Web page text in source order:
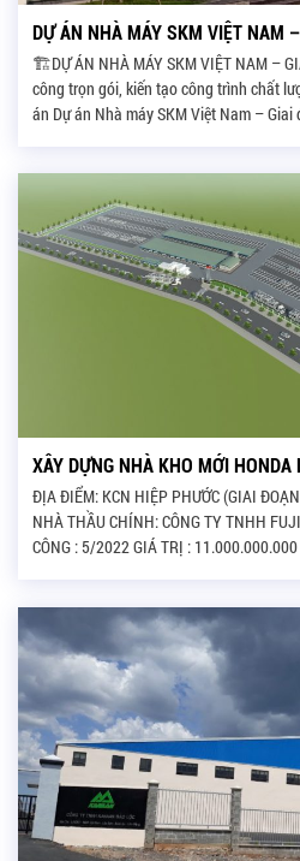
DỰ ÁN NHÀ MÁY SKM VIỆT NAM
🏗️DỰ ÁN NHÀ MÁY SKM VIỆT NAM –
công trọn gói, kiến tạo công trình chất
án Dự án Nhà máy SKM Việt Nam –
XÂY DỰNG NHÀ KHO MỚI HONDA
ĐỊA ĐIỂM: KCN HIỆP PHƯỚC (GIAI
NHÀ THẦU CHÍNH: CÔNG TY TNHH
CÔNG : 5/2022 GIÁ TRỊ :